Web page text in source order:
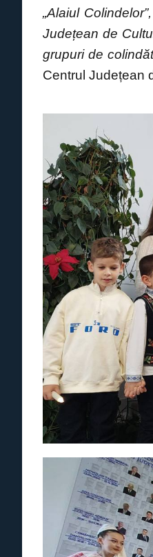
„Alaiul
Județean de
grupuri de
Centrul Județean